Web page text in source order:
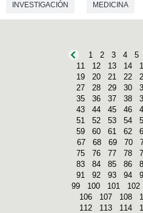
INVESTIGACIÓN MEDICINA
1 2 3 4 5
11
12 13 14
19
20 21 22
27
28 29 30
35
36 37 38
43
44 45 46
51
52 53 54
59
60 61 62
67
68 69 70
75
76 77 78
83
84 85 86
91
92 93 94
99
100 101 102
106
107 108
112
113 114